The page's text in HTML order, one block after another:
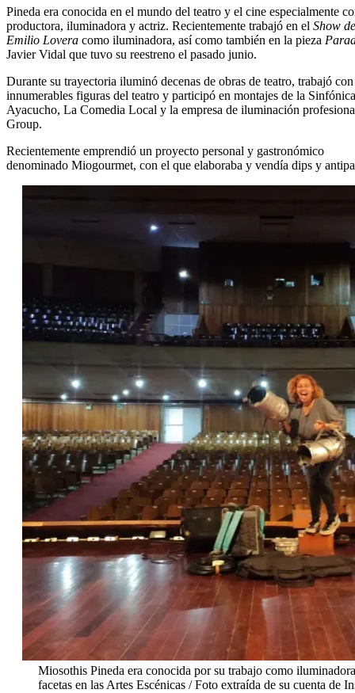
Pineda era conocida en el mundo del teatro y el cine especialmente
productora, iluminadora y actriz. Recientemente trabajó en el Show de
Emilio Lovera como iluminadora, así como también en la pieza
Javier Vidal que tuvo su reestreno el pasado junio.
Durante su trayectoria iluminó decenas de obras de teatro, trabajó con
innumerables figuras del teatro y participó en montajes de la Sinfónica
Ayacucho, La Comedia Local y la empresa de iluminación
Group.
Recientemente emprendió un proyecto personal y gastronómico
denominado Miogourmet, con el que elaboraba y vendía dips y
Miosothis Pineda era conocida por su trabajo como
facetas en las Artes Escénicas / Foto extraída de su cuenta de